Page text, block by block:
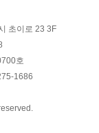
초이로 23 3F
호
1686